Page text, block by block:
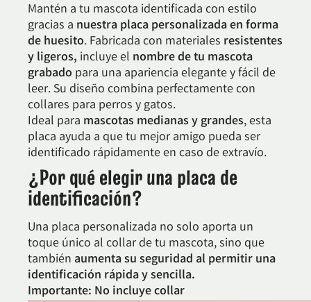
Mantén a tu mascota identificada con estilo
gracias a nuestra placa personalizada en forma
de huesito. Fabricada con materiales resistentes
y ligeros, incluye el nombre de tu mascota
grabado para una apariencia elegante y fácil de
leer. Su diseño combina perfectamente con
collares para perros y gatos.
Ideal para mascotas medianas y grandes, esta
placa ayuda a que tu mejor amigo pueda ser
identificado rápidamente en caso de extravío.
¿Por qué elegir una placa de
identificación?
Una placa personalizada no solo aporta un
toque único al collar de tu mascota, sino que
también aumenta su seguridad al permitir una
identificación rápida y sencilla.
Importante: No incluye collar